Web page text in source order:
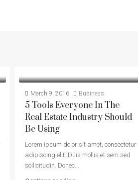
March 9, 2016 Business
5 Tools Everyone In The
Real Estate Industry Should
Be Using
Lorem ipsum dolor sit amet, consectetur
adipiscing elit. Duis mollis et sem sed
sollicitudin. Donec...